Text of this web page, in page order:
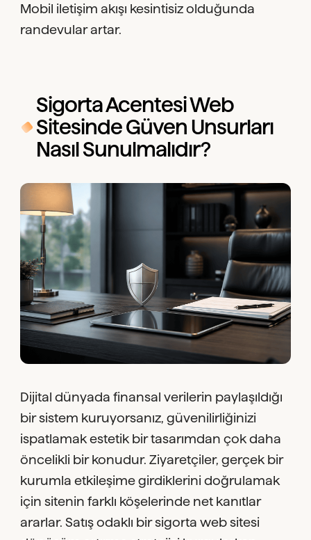
Mobil iletişim akışı kesintisiz olduğunda
randevular artar.
Sigorta Acentesi Web
Sitesinde Güven Unsurları
Nasıl Sunulmalıdır?
Dijital dünyada finansal verilerin paylaşıldığı
bir sistem kuruyorsanız, güvenilirliğinizi
ispatlamak estetik bir tasarımdan çok daha
öncelikli bir konudur. Ziyaretçiler, gerçek bir
kurumla etkileşime girdiklerini doğrulamak
için sitenin farklı köşelerinde net kanıtlar
ararlar. Satış odaklı bir sigorta web sitesi